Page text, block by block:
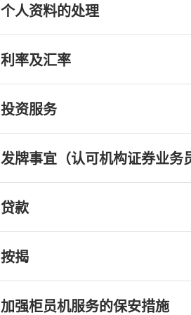
个人资料的处理
利率及汇率
投资服务
发牌事宜（认可机构证券业务
贷款
按揭
加强柜员机服务的保安措施